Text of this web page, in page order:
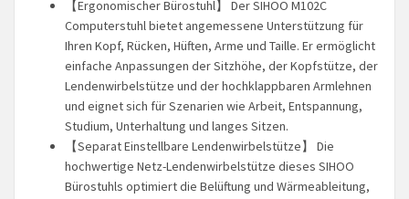
【Ergonomischer Bürostuhl】 Der SIHOO M102C
Computerstuhl bietet angemessene Unterstützung für
Ihren Kopf, Rücken, Hüften, Arme und Taille. Er ermöglicht
einfache Anpassungen der Sitzhöhe, der Kopfstütze, der
Lendenwirbelstütze und der hochklappbaren Armlehnen
und eignet sich für Szenarien wie Arbeit, Entspannung,
Studium, Unterhaltung und langes Sitzen.
【Separat Einstellbare Lendenwirbelstütze】 Die
hochwertige Netz-Lendenwirbelstütze dieses SIHOO
Bürostuhls optimiert die Belüftung und Wärmeableitung,